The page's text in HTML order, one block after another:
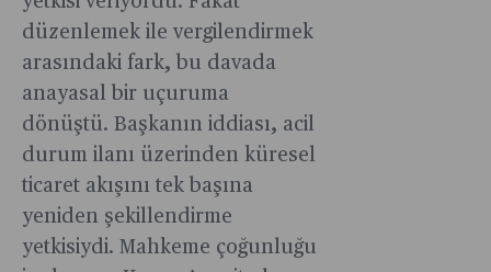
düzenlemek ile vergilendirmek
arasındaki fark, bu davada
anayasal bir uçuruma
dönüştü. Başkanın iddiası, acil
durum ilanı üzerinden küresel
ticaret akışını tek başına
yeniden şekillendirme
yetkisiydi. Mahkeme çoğunluğu